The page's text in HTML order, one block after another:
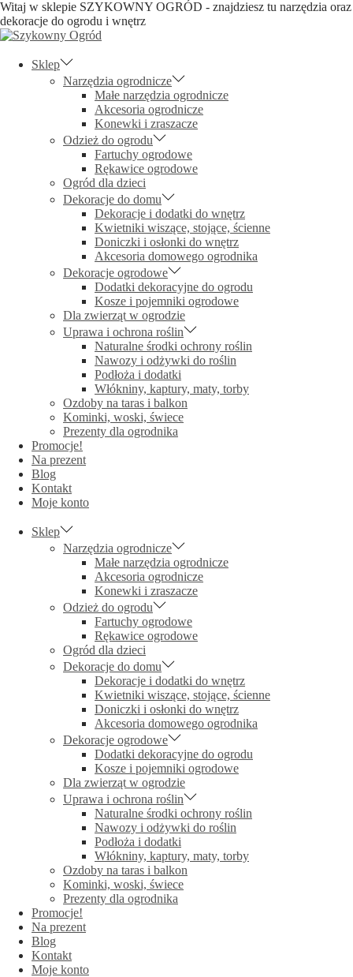
Witaj w sklepie SZYKOWNY OGRÓD - znajdziesz tu narzędzia oraz
dekoracje do ogrodu i wnętrz
Skip
navigation
Skip
contentSklep
Narzędzia ogrodnicze
Małe narzędzia ogrodnicze
Akcesoria ogrodnicze
Konewki i zraszacze
Odzież do ogrodu
Fartuchy ogrodowe
Rękawice ogrodowe
Ogród dla dzieci
Dekoracje do domu
Dekoracje i dodatki do wnętrz
Kwietniki wiszące, stojące, ścienne
Doniczki i osłonki do wnętrz
Akcesoria domowego ogrodnika
Dekoracje ogrodowe
Dodatki dekoracyjne do ogrodu
Kosze i pojemniki ogrodowe
Dla zwierząt w ogrodzie
Uprawa i ochrona roślin
Naturalne środki ochrony roślin
Nawozy i odżywki do roślin
Podłoża i dodatki
Włókniny, kaptury, maty, torby
Ozdoby na taras i balkon
Kominki, woski, świece
Prezenty dla ogrodnika
Promocje!
Na prezent
Blog
Kontakt
Moje konto
Sklep
Narzędzia ogrodnicze
Małe narzędzia ogrodnicze
Akcesoria ogrodnicze
Konewki i zraszacze
Odzież do ogrodu
Fartuchy ogrodowe
Rękawice ogrodowe
Ogród dla dzieci
Dekoracje do domu
Dekoracje i dodatki do wnętrz
Kwietniki wiszące, stojące, ścienne
Doniczki i osłonki do wnętrz
Akcesoria domowego ogrodnika
Dekoracje ogrodowe
Dodatki dekoracyjne do ogrodu
Kosze i pojemniki ogrodowe
Dla zwierząt w ogrodzie
Uprawa i ochrona roślin
Naturalne środki ochrony roślin
Nawozy i odżywki do roślin
Podłoża i dodatki
Włókniny, kaptury, maty, torby
Ozdoby na taras i balkon
Kominki, woski, świece
Prezenty dla ogrodnika
Promocje!
Na prezent
Blog
Kontakt
Moje konto